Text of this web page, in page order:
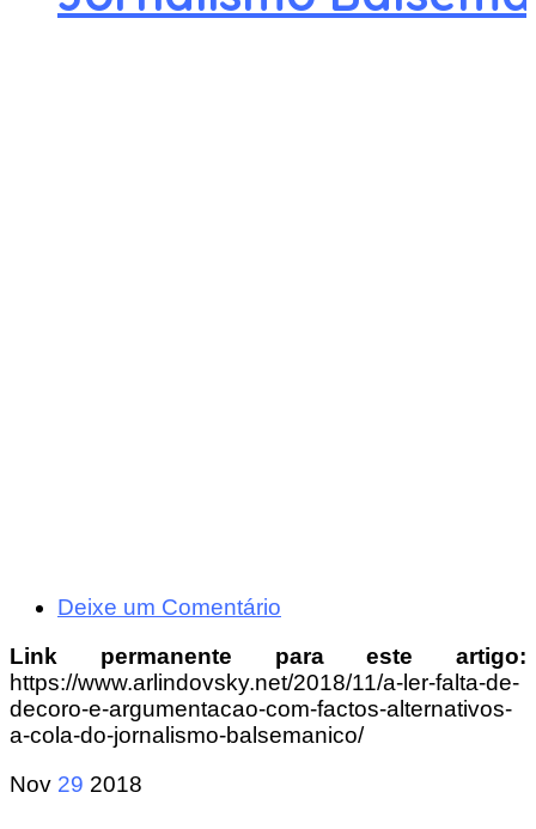
Deixe um Comentário
Link permanente para este artigo:
https://www.arlindovsky.net/2018/11/a-ler-falta-de-
decoro-e-argumentacao-com-factos-alternativos-
a-cola-do-jornalismo-balsemanico/
Nov 29 2018